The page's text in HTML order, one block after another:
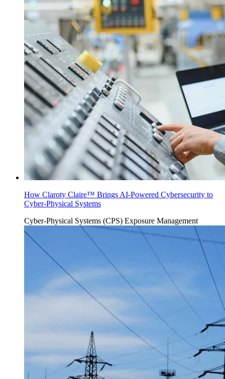
How Claroty Claire™ Brings AI-Powered Cybersecurity to
Cyber-Physical Systems
Cyber-Physical Systems (CPS) Exposure Management